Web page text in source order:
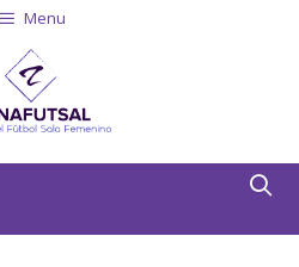
Menu